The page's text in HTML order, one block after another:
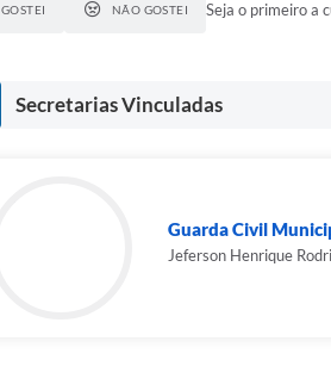
GOSTEI NÃO GOSTEI Seja o primeiro a
Secretarias Vinculadas
Guarda Civil
Jeferson Henrique